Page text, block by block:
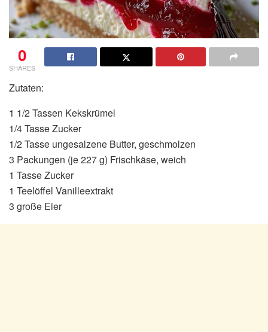
0
SHARES
Zutaten:
1 1/2 Tassen Kekskrümel
1/4 Tasse Zucker
1/2 Tasse ungesalzene Butter, geschmolzen
3 Packungen (je 227 g) Frischkäse, weich
1 Tasse Zucker
1 Teelöffel Vanilleextrakt
3 große Eier